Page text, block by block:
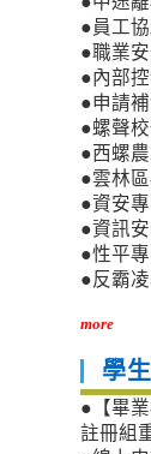
●員工
●職業
●內部
●申請
●螺聲
●西螺
●雲林
●資安
●資訊
●性平
●反霸
more
學
●【畢業
註冊組